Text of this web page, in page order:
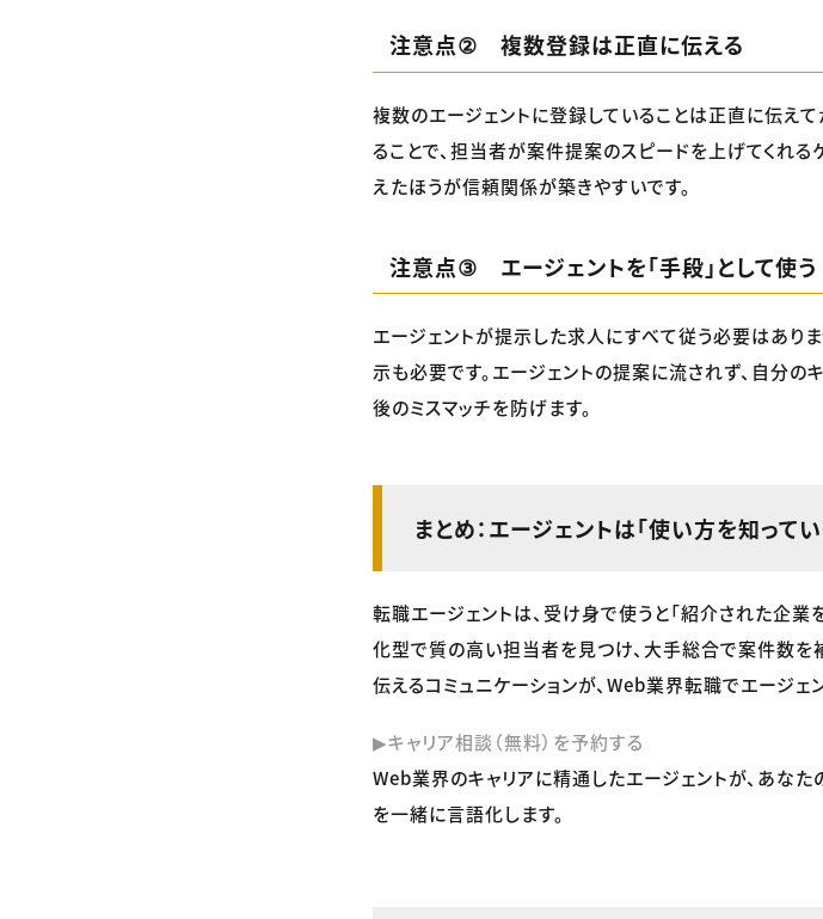
注意点② 複数登録は正直に伝える
複数のエージェントに登録していることは正直に伝えて
ることで、担当者が案件提案のスピードを上げてくれる
えたほうが信頼関係が築きやすいです。
注意点③ エージェントを「手段」として使う
エージェントが提示した求人にすべて従う必要はあり
示も必要です。エージェントの提案に流されず、自分
後のミスマッチを防げます。
まとめ：エージェントは「使い方を知って
転職エージェントは、受け身で使うと「紹介された企業
化型で質の高い担当者を見つけ、大手総合で案件数を
伝えるコミュニケーションが、Web業界転職でエージェ
▶キャリア相談（無料）を予約する
Web業界のキャリアに精通したエージェントが、あな
を一緒に言語化します。